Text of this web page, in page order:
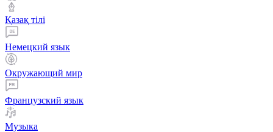
Қазақ тiлi
Немецкий язык
Окружающий мир
Французский язык
Музыка